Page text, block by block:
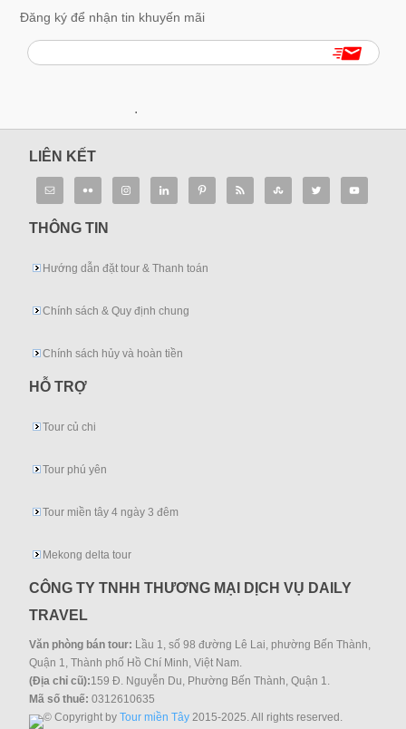
Đăng ký để nhận tin khuyến mãi
.
LIÊN KẾT
THÔNG TIN
Hướng dẫn đặt tour & Thanh toán
Chính sách & Quy định chung
Chính sách hủy và hoàn tiền
HỖ TRỢ
Tour củ chi
Tour phú yên
Tour miền tây 4 ngày 3 đêm
Mekong delta tour
CÔNG TY TNHH THƯƠNG MẠI DỊCH VỤ DAILY
TRAVEL
Văn phòng bán tour: Lầu 1, số 98 đường Lê Lai, phường Bến Thành,
Quận 1, Thành phố Hồ Chí Minh, Việt Nam.
(Địa chỉ cũ):159 Đ. Nguyễn Du, Phường Bến Thành, Quận 1.
Mã số thuế: 0312610635
© Copyright byTour miền Tây 2015-2025. All rights reserved.